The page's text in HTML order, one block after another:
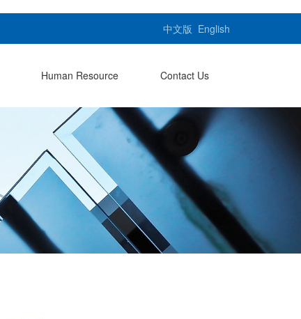
中文版 English
Human Resource Contact Us